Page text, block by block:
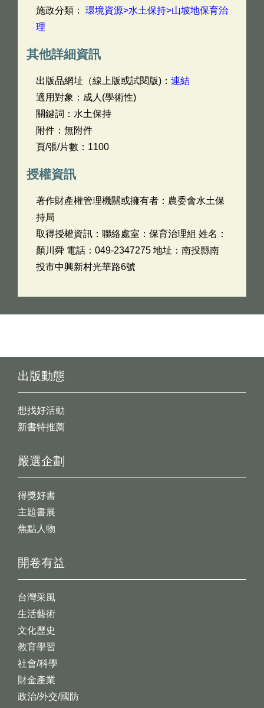
施政分類： 環境資源>水土保持>山坡地保育治
理
其他詳細資訊
出版品網址（線上版或試閱版)： 連結
適用對象：成人(學術性)
關鍵詞：水土保持
附件：無附件
頁/張/片數：1100
授權資訊
著作財產權管理機關或擁有者：農委會水土保
持局
取得授權資訊：聯絡處室：保育治理組 姓名：
顏川舜 電話：049-2347275 地址：南投縣南
投市中興新村光華路6號
出版動態
想找好活動
新書特推薦
開卷有益
台灣采風
生活藝術
文化歷史
教育學習
社會/科學
財金產業
政治/外交/國防
嚴選企劃
得獎好書
主題書展
焦點人物